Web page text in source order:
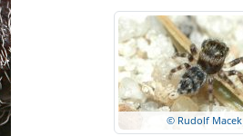
© Rudolf Macek